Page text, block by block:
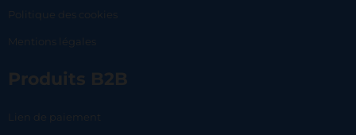
Politique des cookies
Mentions légales
Produits B2B
Lien de paiement